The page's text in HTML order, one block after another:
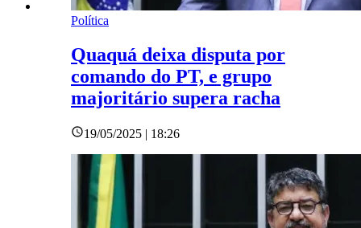
Política
Quaquá deixa disputa por
comando do PT, e grupo
majoritário supera racha
19/05/2025 | 18:26